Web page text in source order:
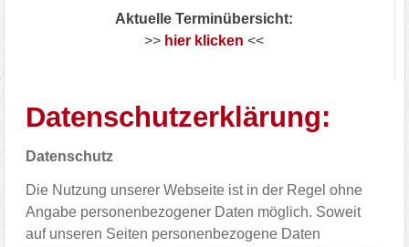
Aktuelle Terminübersicht:
>> hier klicken <<
Datenschutzerklärung:
Datenschutz
Die Nutzung unserer Webseite ist in der Regel ohne
Angabe personenbezogener Daten möglich. Soweit
auf unseren Seiten personenbezogene Daten